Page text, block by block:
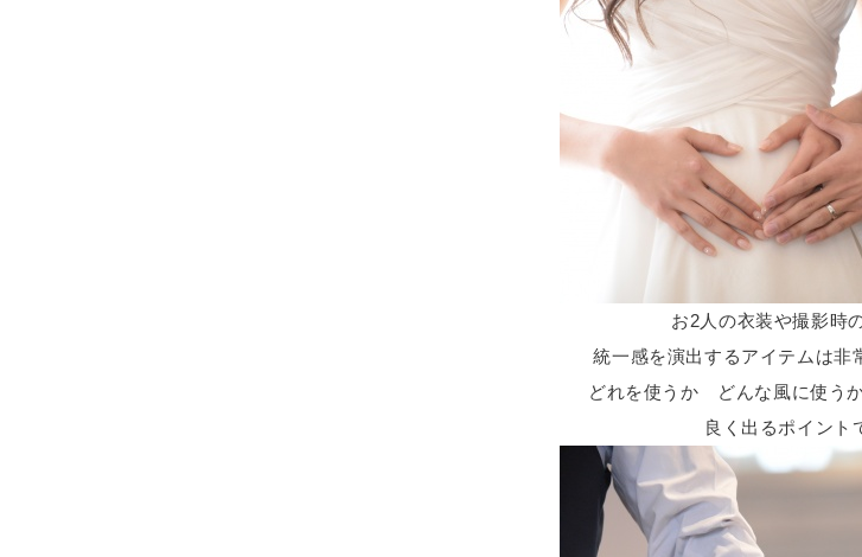
お2人の衣装や撮影時
統一感を演出するアイテムは非
どれを使うか どんな風に使う
良く出るポイント